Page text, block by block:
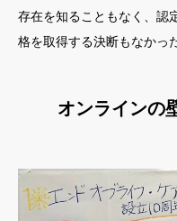
存在を知ることもなく、認
格を取得する決断もなかっ
オンラインの